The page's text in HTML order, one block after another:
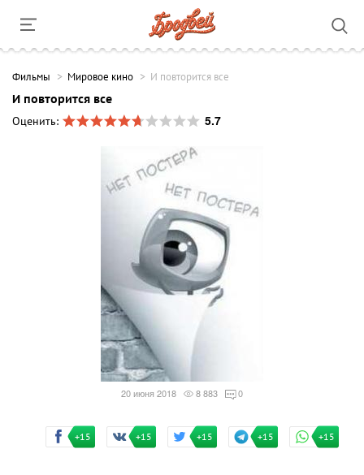
Фильмы Мировое кино И повторится все
И повторится все
Оценить:
5.7
20 июня 2018 8 883 0
+15 +15 +15 +15 +15